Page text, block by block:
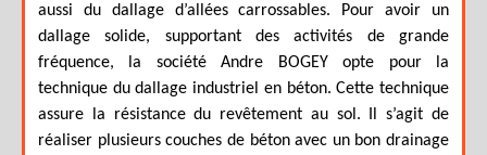
aussi du dallage d’allées carrossables. Pour avoir un
dallage solide, supportant des activités de grande
fréquence, la société Andre BOGEY opte pour la
technique du dallage industriel en béton. Cette technique
assure la résistance du revêtement au sol. Il s’agit de
réaliser plusieurs couches de béton avec un bon drainage